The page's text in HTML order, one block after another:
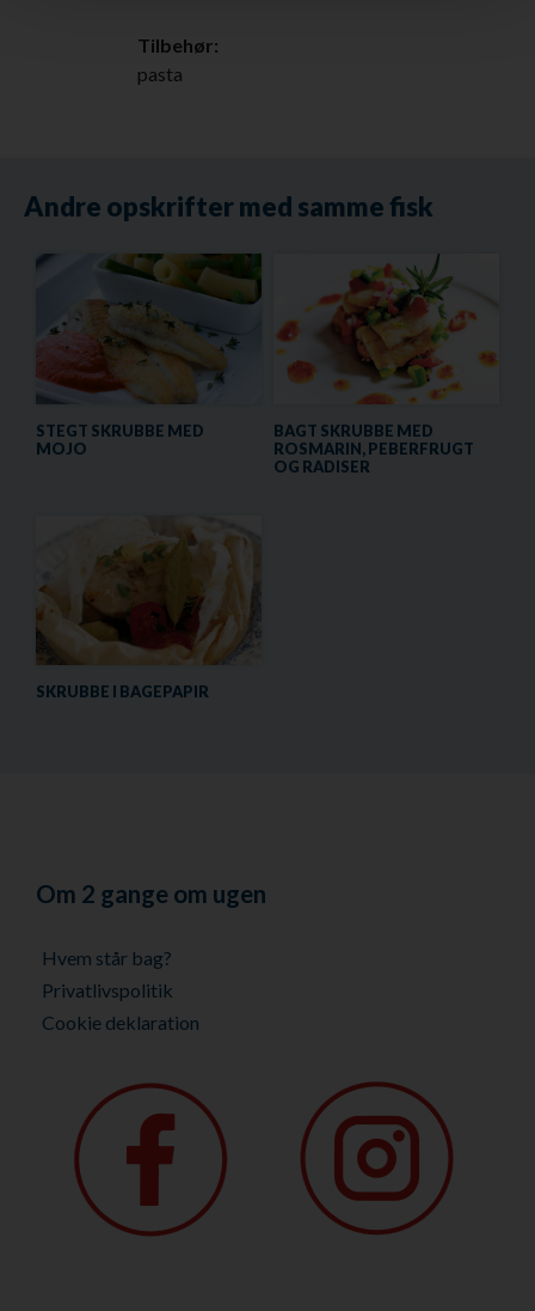
Tilbehør:
pasta
Andre opskrifter med samme fisk
STEGT SKRUBBE MED
MOJO
BAGT SKRUBBE MED
ROSMARIN, PEBERFRUGT
OG RADISER
SKRUBBE I BAGEPAPIR
Om 2 gange om ugen
Hvem står bag?
Privatlivspolitik
Cookie deklaration